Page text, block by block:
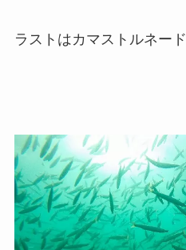
ラストはカマストルネード